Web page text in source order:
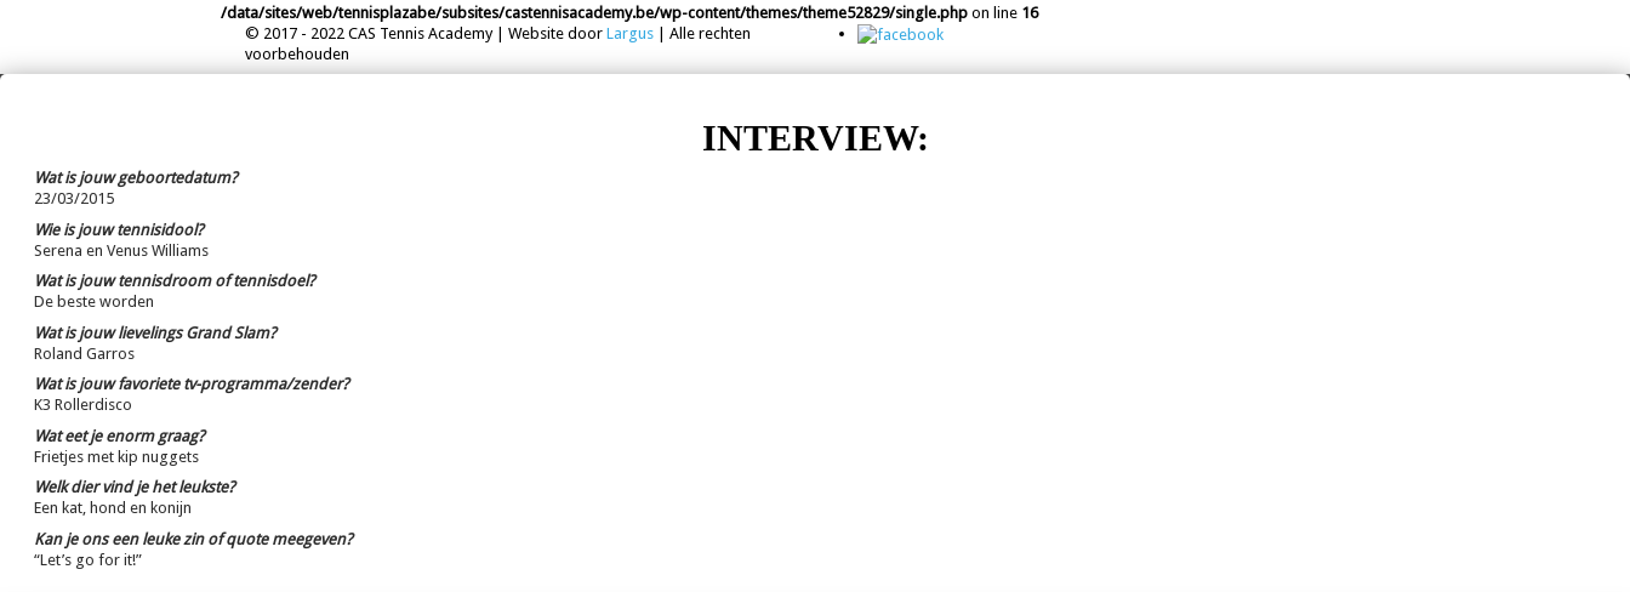
/data/sites/web/tennisplazabe/subsites/castennisacademy.be/wp-content/themes/theme52829/single.php on line 16
© 2017 - 2022 CAS Tennis Academy | Website door Largus | Alle rechten
voorbehouden
INTERVIEW:
Wat is jouw geboortedatum?
23/03/2015
Wie is jouw tennisidool?
Serena en Venus Williams
Wat is jouw tennisdroom of tennisdoel?
De beste worden
Wat is jouw lievelings Grand Slam?
Roland Garros
Wat is jouw favoriete tv-programma/zender?
K3 Rollerdisco
Wat eet je enorm graag?
Frietjes met kip nuggets
Welk dier vind je het leukste?
Een kat, hond en konijn
Kan je ons een leuke zin of quote meegeven?
“Let’s go for it!”